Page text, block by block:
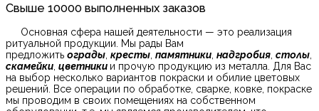
Свыше 10000 выполненных заказов
Основная сфера нашей деятельности — это реализация
ритуальной продукции.
Мы рады Вам
предложить ограды кресты памятники надгробия столы
скамейки цветники и прочую продукцию из металла. Для Вас
на выбор несколько вариантов покраски и обилие цветовых
решений. Все операции по обработке, сварке, ковке, покраске
мы проводим в своих помещениях на собственном